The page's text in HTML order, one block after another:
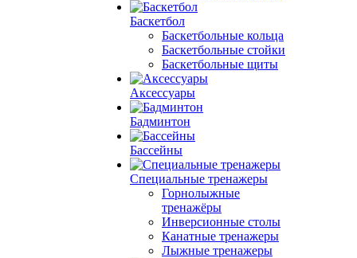
Баскетбол
Баскетбольные кольца
Баскетбольные стойки
Баскетбольные щиты
Аксессуары
Бадминтон
Бассейны
Специальные тренажеры
Горнолыжные
тренажёры
Инверсионные столы
Канатные тренажеры
Лыжные тренажеры